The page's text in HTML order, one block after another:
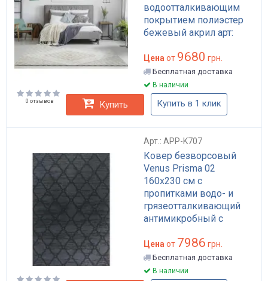
водоотталкивающим
покрытием полиэстер
бежевый акрил арт:
Цена от 9680 грн.
Бесплатная доставка
В наличии
0 отзывов Купить Купить в 1 клик
Арт.: APP-K707
Ковер безворсовый
Venus Prisma 02
160x230 см с
пропитками водо- и
грязеотталкивающий
антимикробный с
черно-серый арт: APP-
K707
Цена от 7986 грн.
Бесплатная доставка
В наличии